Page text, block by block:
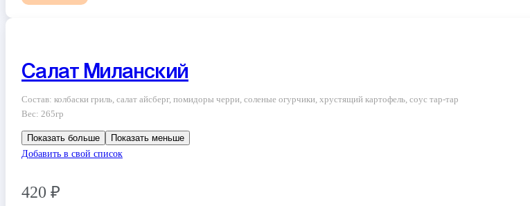
Салат Миланский
Состав: колбаски гриль, салат айсберг, помидоры черри, соленые огурчики, хрустящий картофель, соус тар-тар
Вес: 265гр
Показать больше
Показать меньше
Добавить в свой список
420 ₽